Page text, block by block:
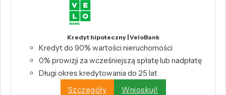
Kredyt hipoteczny | VeloBank
Kredyt do 90% wartości nieruchomości
0% prowizji za wcześniejszą spłatę lub nadpłatę
Długi okres kredytowania do 25 lat
Szczegóły
Wnioskuj!